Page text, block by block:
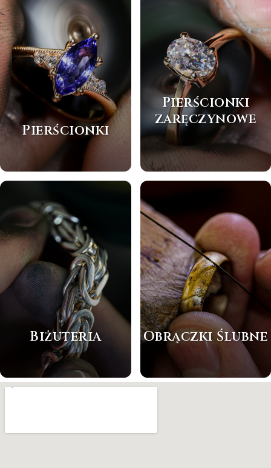
Pierścionki
Pierścionki
zaręczynowe
Biżuteria Obrączki Ślubne